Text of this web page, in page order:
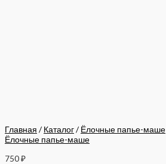
Главная / Каталог/ Ёлочные папье-маше
Ёлочные папье-маше
750₽